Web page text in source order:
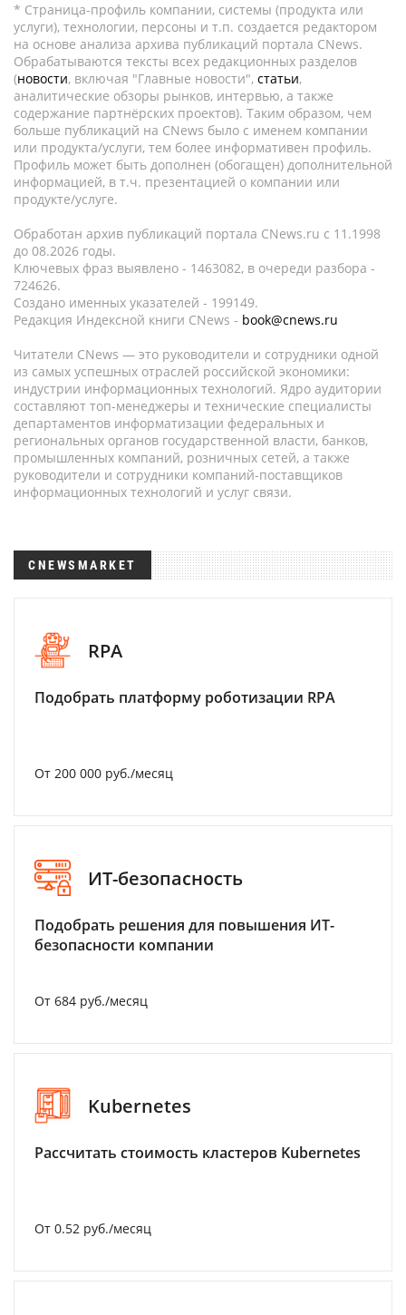
* Страница-профиль компании, системы (продукта или
услуги), технологии, персоны и т.п. создается редактором
на основе анализа архива публикаций портала CNews.
Обрабатываются тексты всех редакционных разделов
(новости, включая "Главные новости", статьи,
аналитические обзоры рынков, интервью, а также
содержание партнёрских проектов). Таким образом, чем
больше публикаций на CNews было с именем компании
или продукта/услуги, тем более информативен профиль.
Профиль может быть дополнен (обогащен) дополнительной
информацией, в т.ч. презентацией о компании или
продукте/услуге.
Обработан архив публикаций портала CNews.ru c 11.1998
до 08.2026 годы.
Ключевых фраз выявлено - 1463082, в очереди разбора -
724626.
Создано именных указателей - 199149.
Редакция Индексной книги CNews - book@cnews.ru
Читатели CNews — это руководители и сотрудники одной
из самых успешных отраслей российской экономики:
индустрии информационных технологий. Ядро аудитории
составляют топ-менеджеры и технические специалисты
департаментов информатизации федеральных и
региональных органов государственной власти, банков,
промышленных компаний, розничных сетей, а также
руководители и сотрудники компаний-поставщиков
информационных технологий и услуг связи.
CNEWSMARKET
RPA
Подобрать платформу роботизации RPA
От 200 000 руб./месяц
ИТ-безопасность
Подобрать решения для повышения ИТ-
безопасности компании
От 684 руб./месяц
Kubernetes
Рассчитать стоимость кластеров Kubernetes
От 0.52 руб./месяц